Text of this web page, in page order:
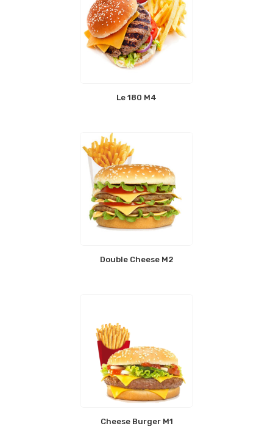
Le 180 M4
Double Cheese M2
Cheese Burger M1